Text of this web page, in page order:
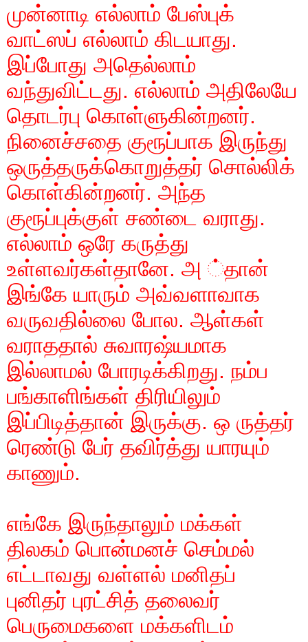
முன்னாடி எல்லாம் பேஸ்புக்
வாட்ஸப் எல்லாம் கிடயாது.
இப்போது அதெல்லாம்
வந்துவிட்டது. எல்லாம் அதிலேயே
தொடர்பு கொள்ளுகின்றனர்.
நினைச்சதை குரூப்பாக இருந்து
ஒருத்தருக்கொறுத்தர் சொல்லிக்
கொள்கின்றனர். அந்த
குரூப்புக்குள் சண்டை வராது.
எல்லாம் ஒரே கருத்து
உள்ளவர்கள்தானே. அ ்தான்
இங்கே யாரும் அவ்வளாவாக
வருவதில்லை போல. ஆள்கள்
வராததால் சுவாரஷ்யமாக
இல்லாமல் போரடிக்கிறது. நம்ப
பங்காளிங்கள் திரியிலும்
இப்பிடித்தான் இருக்கு. ஒ ருத்தர்
ரெண்டு பேர் தவிர்த்து யாரயும்
காணும்.
எங்கே இருந்தாலும் மக்கள்
திலகம் பொன்மனச் செம்மல்
எட்டாவது வள்ளல் மனிதப்
புனிதர் புரட்சித் தலைவர்
பெருமைகளை மக்களிடம்